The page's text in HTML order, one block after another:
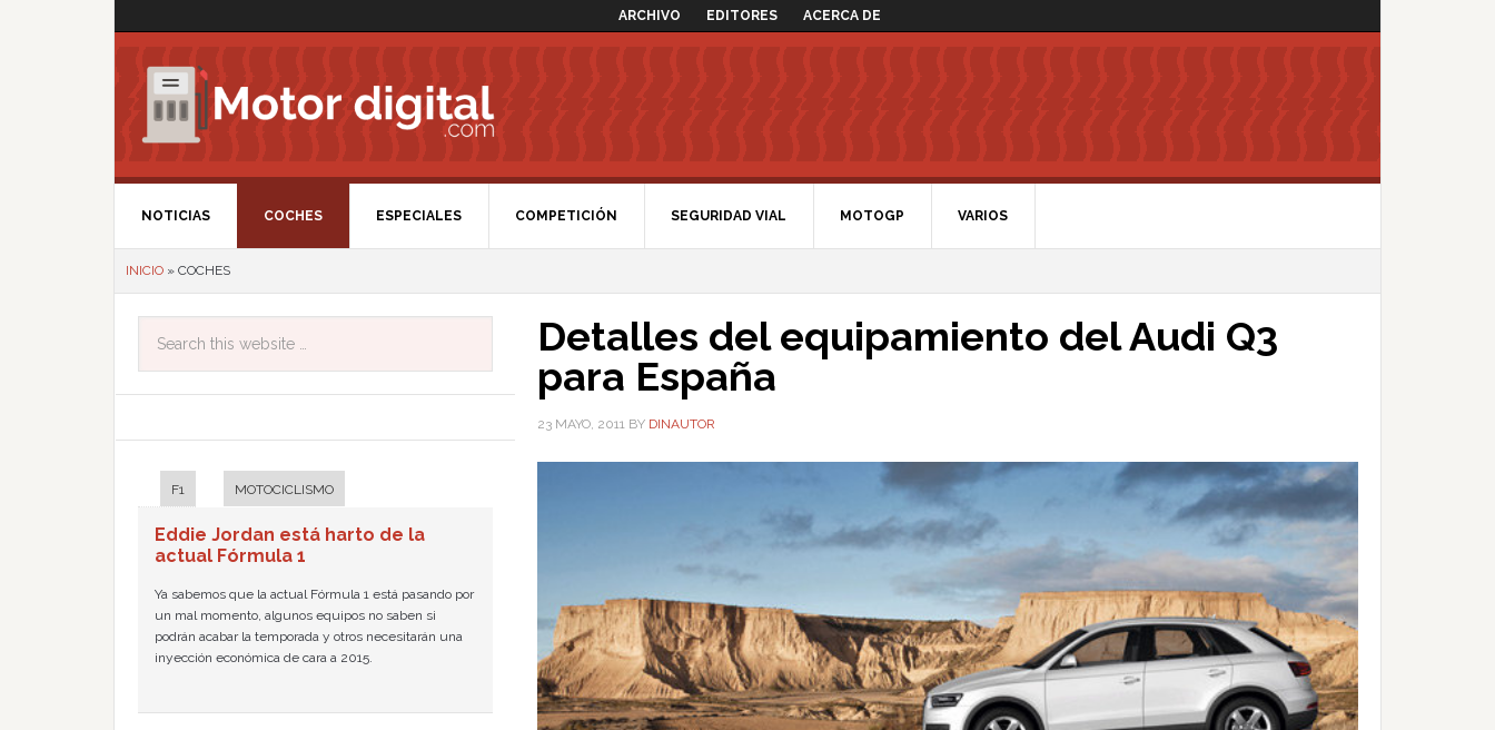
ARCHIVO EDITORES ACERCA DE
NOTICIAS COCHES ESPECIALES COMPETICIÓN SEGURIDAD VIAL MOTOGP VARIOS
INICIO » COCHES
Detalles del equipamiento del Audi Q3
para España
23 MAYO, 2011 BY DINAUTOR
F1 MOTOCICLISMO
Eddie Jordan está harto de la
actual Fórmula 1
Ya sabemos que la actual Fórmula 1 está pasando por
un mal momento, algunos equipos no saben si
podrán acabar la temporada y otros necesitarán una
inyección económica de cara a 2015.